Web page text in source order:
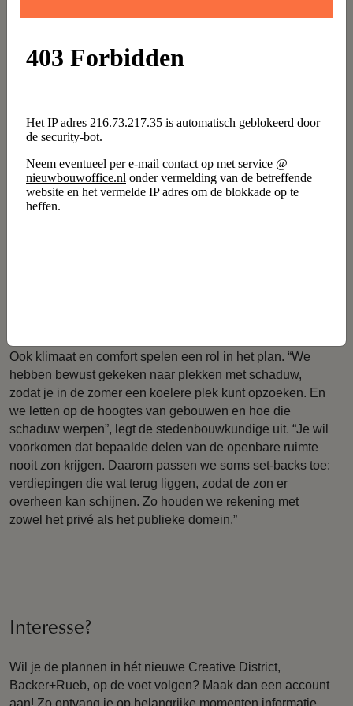
Daarnaast is in het ontwerp veel aandacht besteed aan de
en openbaar. “Er komen intieme groene plekken voor
publieke plek, een soort straat waar bewoners,
werknemers én bezoekers doorheen wandelen en waar
evenementen kunnen plaatsvinden. De kleinere hal krijgt
een kantoorfunctie.”
Ook klimaat en comfort spelen een rol in het plan. “We
hebben bewust gekeken naar plekken met schaduw,
zodat je in de zomer een koelere plek kunt opzoeken. En
we letten op de hoogtes van gebouwen en hoe die
schaduw werpen”, legt de stedenbouwkundige uit. “Je wil
voorkomen dat bepaalde delen van de openbare ruimte
nooit zon krijgen. Daarom passen we soms set-backs toe:
verdiepingen die wat terug liggen, zodat de zon er
overheen kan schijnen. Zo houden we rekening met
zowel het privé als het publieke domein.”
Interesse?
Wil je de plannen in hét nieuwe Creative District,
Backer+Rueb, op de voet volgen? Maak dan een account